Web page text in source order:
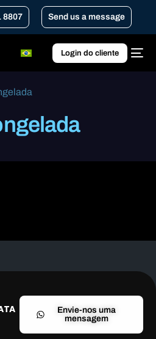
8807 Send us a message
Login do cliente
Envie-nos uma
mensagem